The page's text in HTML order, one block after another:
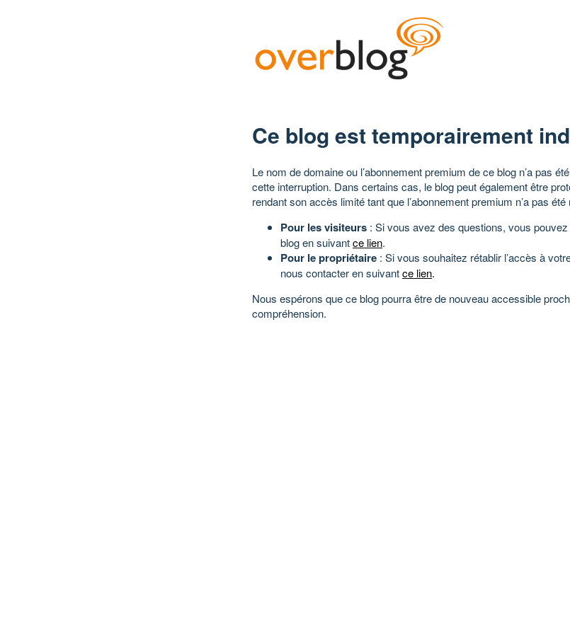
Ce blog est temporairement
Le nom de domaine ou l’abonnement premium de ce blog n’a pas
cette interruption. Dans certains cas, le blog peut également être
rendant son accès limité tant que l’abonnement premium n’a pas été
Pour les visiteurs : Si vous avez des questions, vous
blog en suivantce lien.
Pour le propriétaire : Si vous souhaitez rétablir l’accès à
nous contacter en suivantce lien.
Nous espérons que ce blog pourra être de nouveau accessible
compréhension.